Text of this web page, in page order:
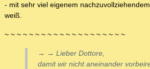
- mit sehr viel eigenem
weiß.
~ ~ ~ ~ ~ ~ ~ ~ ~ ~ ~ ~ ~ ~ ~ ~ ~ ~ ~ ~
→ → Lieber Dottore,
damit wir nicht aneinander